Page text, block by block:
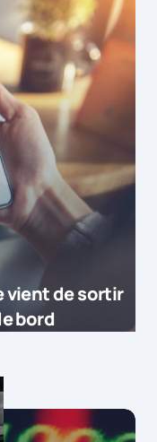
vient de sortir
bord